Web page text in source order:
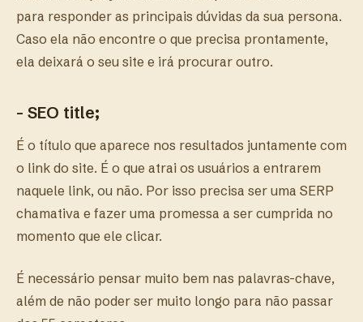
para responder as principais dúvidas da sua persona.
Caso ela não encontre o que precisa prontamente,
ela deixará o seu site e irá procurar outro.
- SEO title;
É o título que aparece nos resultados juntamente com
o link do site. É o que atrai os usuários a entrarem
naquele link, ou não. Por isso precisa ser uma SERP
chamativa e fazer uma promessa a ser cumprida no
momento que ele clicar.
É necessário pensar muito bem nas palavras-chave,
além de não poder ser muito longo para não passar